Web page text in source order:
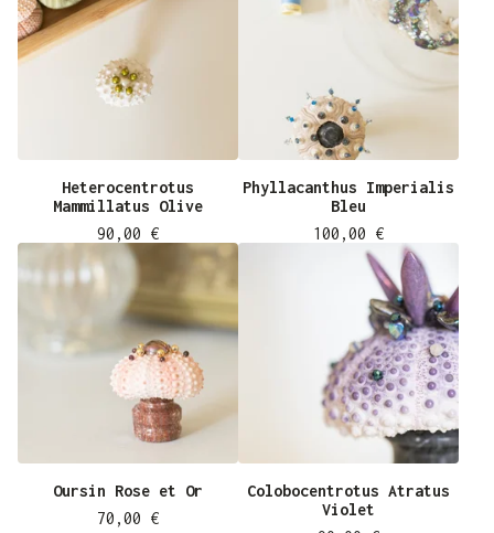
Heterocentrotus
Mammillatus Olive
90,00 €
Phyllacanthus Imperialis
Bleu
100,00 €
Oursin Rose et Or
70,00 €
Colobocentrotus Atratus
Violet